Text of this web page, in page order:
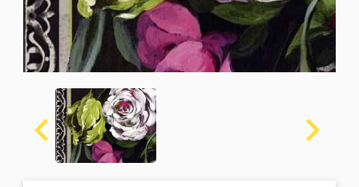
Москва (сменить город)
Заказать обратный звонок